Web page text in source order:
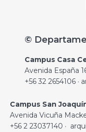
©
Campus Casa
Avenida España
+56 32 2654106
Campus San
Avenida Vicuña
+56 2 23037140 ·